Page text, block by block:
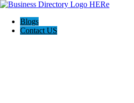
Blogs
Contact US